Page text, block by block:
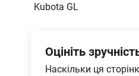
Kubota GL
Оцініть
Наскільки ця